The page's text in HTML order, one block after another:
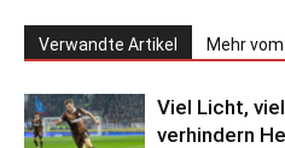
Verwandte Artikel Mehr
Viel Licht,
verhindern